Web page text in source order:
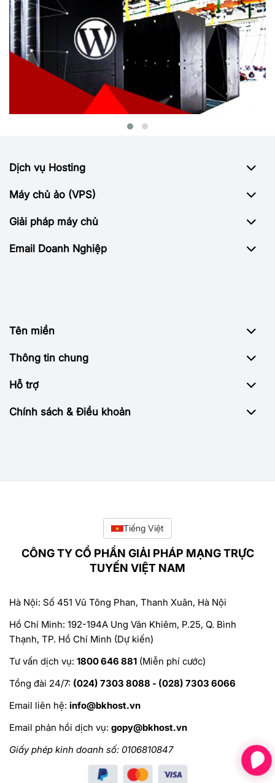
Dịch vụ Hosting
Máy chủ ảo (VPS)
Giải pháp máy chủ
Email Doanh Nghiệp
Tên miền
Thông tin chung
Hỗ trợ
Chính sách & Điều khoản
Tiếng Việt
CÔNG TY CỔ PHẦN GIẢI PHÁP MẠNG TRỰC
TUYẾN VIỆT NAM
Hà Nội: Số 451 Vũ Tông Phan, Thanh Xuân, Hà Nội
Hồ Chí Minh: 192-194A Ung Văn Khiêm, P.25, Q. Bình
Thạnh, TP. Hồ Chí Minh (Dự kiến)
Tư vấn dịch vụ: 1800 646 881 (Miễn phí cước)
Tổng đài 24/7: (024) 7303 8088 - (028) 7303 6066
Email liên hệ: info@bkhost.vn
Email phản hồi dịch vụ: gopy@bkhost.vn
Giấy phép kinh doanh số: 0106810847